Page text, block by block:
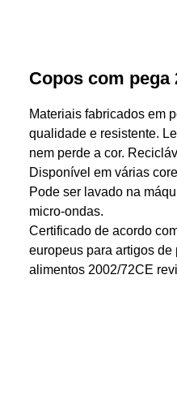
Copos com pega
Materiais fabricados em
qualidade e resistente.
nem perde a cor.
Disponível em várias
Pode ser lavado na
micro-ondas.
Certificado de acordo
europeus para artigos
alimentos 2002/72CE